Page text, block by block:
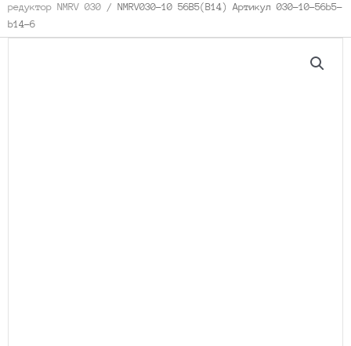
редуктор NMRV 030 / NMRV030-10 56B5(B14) Артикул 030-10-56b5-
b14-6